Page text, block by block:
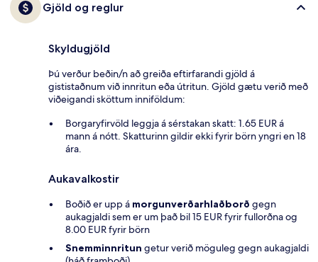
Gjöld og reglur
Skyldugjöld
Þú verður beðin/n að greiða eftirfarandi gjöld á
gististaðnum við innritun eða útritun. Gjöld gætu verið með
viðeigandi sköttum inniföldum:
Borgaryfirvöld leggja á sérstakan skatt: 1.65 EUR á
mann á nótt. Skatturinn gildir ekki fyrir börn yngri en 18
ára.
Aukavalkostir
Boðið er upp á morgunverðarhlaðborð gegn
aukagjaldi sem er um það bil 15 EUR fyrir fullorðna og
8.00 EUR fyrir börn
Snemminnritun getur verið möguleg gegn aukagjaldi